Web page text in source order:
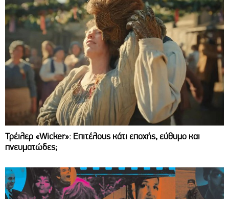
Τρέιλερ «Wicker»: Επιτέλους κάτι εποχής, εύθυμο και
πνευματώδες;